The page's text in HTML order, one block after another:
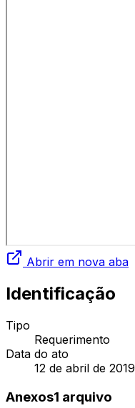
Abrir em nova aba
Identificação
Tipo
Requerimento
Data do ato
12 de abril de 2019
Anexos1 arquivo